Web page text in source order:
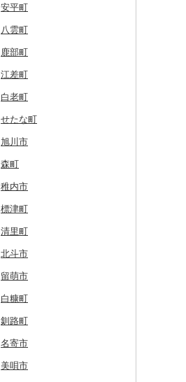
安平町
八雲町
鹿部町
江差町
白老町
せたな町
旭川市
森町
稚内市
標津町
清里町
北斗市
留萌市
白糠町
釧路町
名寄市
美唄市